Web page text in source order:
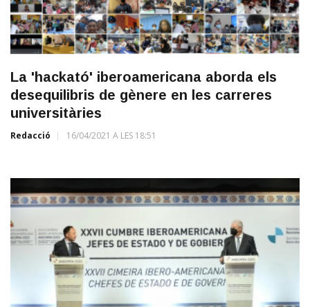
La 'hackató' iberoamericana aborda els
desequilibris de gènere en les carreres
universitàries
Redacció 16/04/2021 A LES 18:51